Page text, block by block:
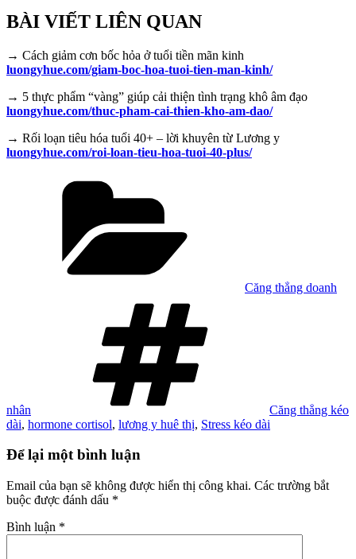
BÀI VIẾT LIÊN QUAN
→ Cách giảm cơn bốc hỏa ở tuổi tiền mãn kinh
luongyhue.com/giam-boc-hoa-tuoi-tien-man-kinh/
→ 5 thực phẩm “vàng” giúp cải thiện tình trạng khô âm đạo
luongyhue.com/thuc-pham-cai-thien-kho-am-dao/
→ Rối loạn tiêu hóa tuổi 40+ – lời khuyên từ Lương y
luongyhue.com/roi-loan-tieu-hoa-tuoi-40-plus/
Căng thẳng doanh
nhân
Căng thẳng kéo
dài, hormone cortisol, lương y huê thị, Stress kéo dài
Để lại một bình luận
Email của bạn sẽ không được hiển thị công khai. Các trường bắt
buộc được đánh dấu *
Bình luận *